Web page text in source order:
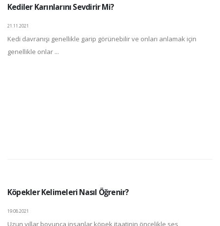
Kediler Karınlarını Sevdirir Mi?
21.11.2021
Kedi davranışı genellikle garip görünebilir ve onları anlamak için
genellikle onlar ...
Köpekler Kelimeleri Nasıl Öğrenir?
19.08.2021
Uzun yıllar boyunca insanlar köpek itaatinin öncelikle ses